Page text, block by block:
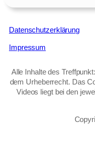
Datenschutzerklärung
Impressum
Alle Inhalte des
dem Urheberrecht. Das
Videos liegt bei den